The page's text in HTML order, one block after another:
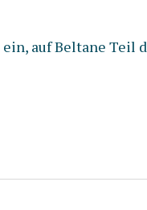
auf Beltane Teil